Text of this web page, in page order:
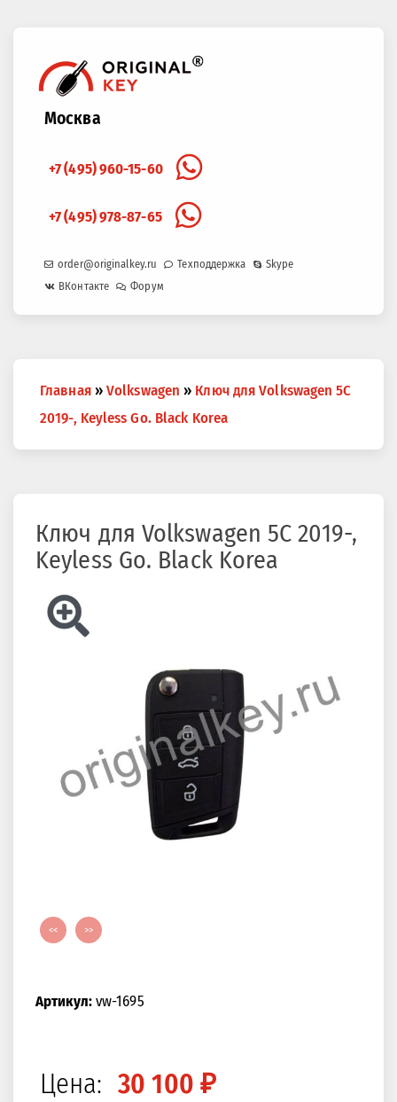
Москва
+7 (495) 960-15-60
+7 (495) 978-87-65
order@originalkey.ru Техподдержка
Skype
ВКонтакте
Форум
здесь
Главная » Volkswagen » Ключ для Volkswagen 5C
2019-, Keyless Go. Black Korea
Ключ для Volkswagen 5C 2019-,
Keyless Go. Black Korea
<< >>
Артикул:vw-1695
Цена: 30 100 ₽